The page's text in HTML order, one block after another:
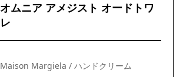
オムニア アメジスト オードトワ
レ
Maison Margiela / ハンドクリーム